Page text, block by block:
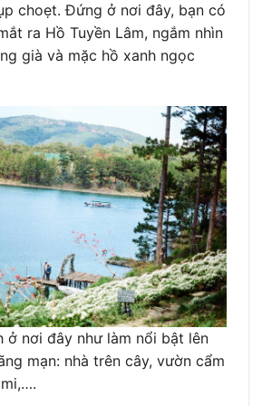
choẹt. Đứng ở nơi đây, bạn có
ra Hồ Tuyền Lâm, ngắm nhìn
già và mặc hồ xanh ngọc
ở nơi đây như làm nổi bật lên
mạn: nhà trên cây, vườn cẩm